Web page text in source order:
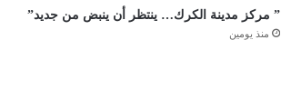
” مركز مدينة الكرك… ينتظر أن ينبض من جديد”
منذ يومين